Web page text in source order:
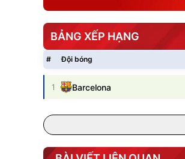
BẢNG XẾP HẠNG
# Đội bóng
1 Barcelona